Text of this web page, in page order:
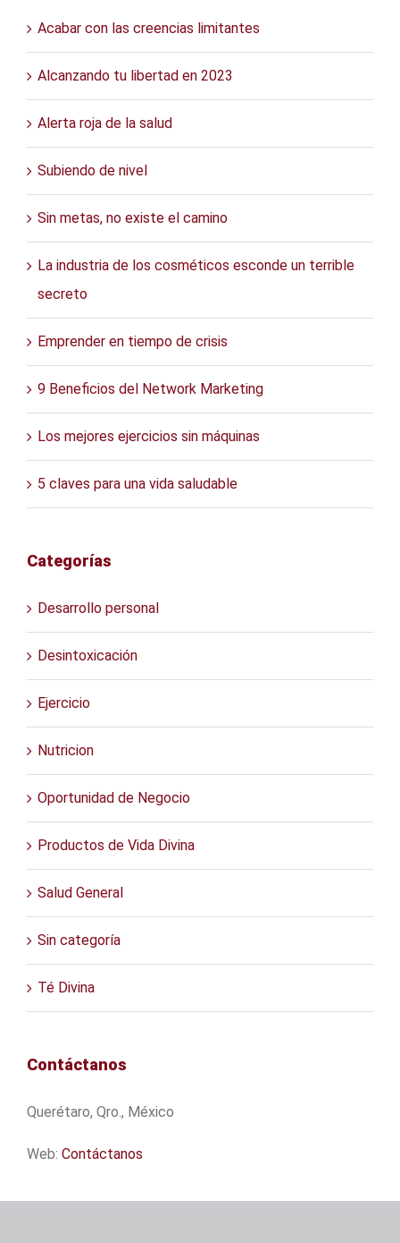
Acabar con las creencias limitantes
Alcanzando tu libertad en 2023
Alerta roja de la salud
Subiendo de nivel
Sin metas, no existe el camino
La industria de los cosméticos esconde un terrible
secreto
Emprender en tiempo de crisis
9 Beneficios del Network Marketing
Los mejores ejercicios sin máquinas
5 claves para una vida saludable
Categorías
Desarrollo personal
Desintoxicación
Ejercicio
Nutricion
Oportunidad de Negocio
Productos de Vida Divina
Salud General
Sin categoría
Té Divina
Contáctanos
Querétaro, Qro., México
Web: Contáctanos